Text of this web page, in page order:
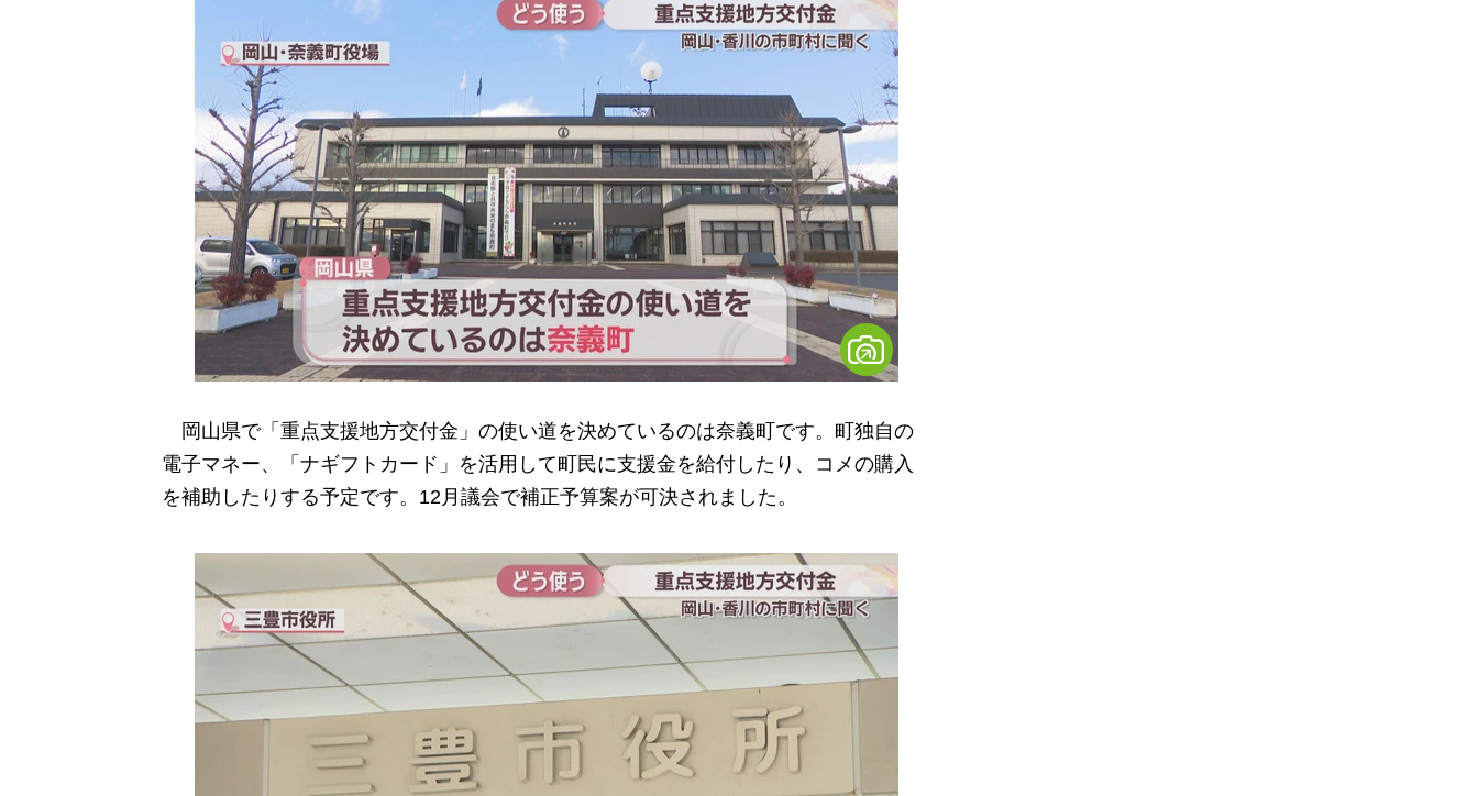
岡山県で「重点支援地方交付金」の使い道を決めているのは奈義町です。町独自の
電子マネー、「ナギフトカード」を活用して町民に支援金を給付したり、コメの購入
を補助したりする予定です。12月議会で補正予算案が可決されました。